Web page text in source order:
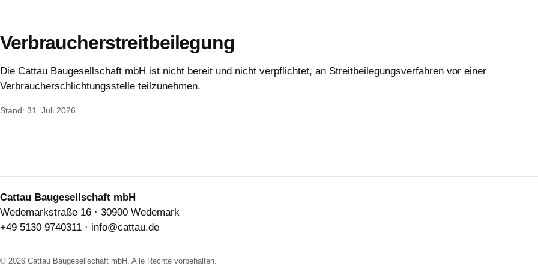
Verbraucherstreitbeilegung
Die Cattau Baugesellschaft mbH ist nicht bereit und nicht verpflichtet, an Streitbeilegungsverfahren vor einer
Verbraucherschlichtungsstelle teilzunehmen.
Stand: 31. Juli 2026
Cattau Baugesellschaft mbH
Wedemarkstraße 16 · 30900 Wedemark
+49 5130 9740311 · info@cattau.de
© 2026 Cattau Baugesellschaft mbH. Alle Rechte vorbehalten.